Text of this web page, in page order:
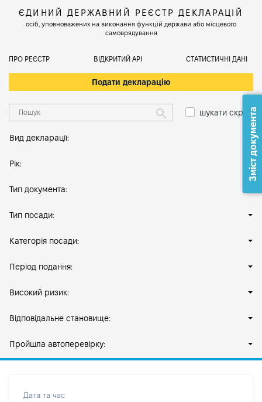
ЄДИНИЙ ДЕРЖАВНИЙ РЕЄСТР ДЕКЛАРАЦІЙ
осіб, уповноважених на виконання функцій держави або місцевого
самоврядування
ПРО РЕЄСТР ВІДКРИТИЙ АРІ СТАТИСТИЧНІ ДАНІ
Подати декларацію
шукати скрізь
Вид декларації:
Рік:
Тип документа:
Тип посади:
Категорія посади:
Період подання:
Високий ризик:
Відповідальне становище:
Пройшла автоперевірку:
Дата та час
Зміст документа